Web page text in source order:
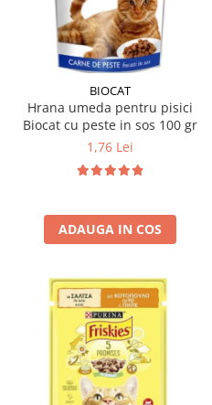
BIOCAT
Hrana umeda pentru pisici
Biocat cu peste in sos 100 gr
1,76 Lei
ADAUGA IN COS